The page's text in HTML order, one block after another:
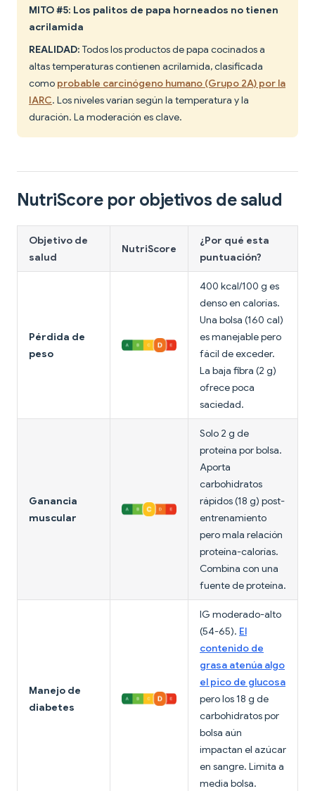
MITO #5: Los palitos de papa horneados no tienen
acrilamida
REALIDAD: Todos los productos de papa cocinados a
altas temperaturas contienen acrilamida, clasificada
como probable carcinógeno humano (Grupo 2A) por la
IARC. Los niveles varían según la temperatura y la
duración. La moderación es clave.
NutriScore por objetivos de salud
Objetivo de
salud
NutriScore
¿Por qué esta
puntuación?
Pérdida de
peso
400 kcal/100 g es
denso en calorías.
Una bolsa (160 cal)
es manejable pero
fácil de exceder.
La baja fibra (2 g)
ofrece poca
saciedad.
Ganancia
muscular
Solo 2 g de
proteína por bolsa.
Aporta
carbohidratos
rápidos (18 g) post-
entrenamiento
pero mala relación
proteína-calorías.
Combina con una
fuente de proteína.
Manejo de
diabetes
IG moderado-alto
(54-65). El
contenido de
grasa atenúa algo
el pico de glucosa
pero los 18 g de
carbohidratos por
bolsa aún
impactan el azúcar
en sangre. Limita a
media bolsa.